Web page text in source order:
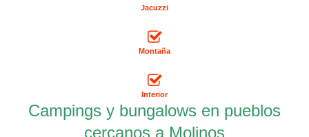
Jacuzzi
Montaña
Interior
Campings y bungalows en pueblos
cercanos a Molinos